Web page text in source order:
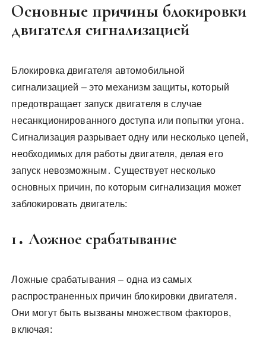
Основные причины блокировки
двигателя сигнализацией
Блокировка двигателя автомобильной
сигнализацией – это механизм защиты, который
предотвращает запуск двигателя в случае
несанкционированного доступа или попытки угона․
Сигнализация разрывает одну или несколько цепей,
необходимых для работы двигателя, делая его
запуск невозможным․ Существует несколько
основных причин, по которым сигнализация может
заблокировать двигатель:
1․ Ложное срабатывание
Ложные срабатывания – одна из самых
распространенных причин блокировки двигателя․
Они могут быть вызваны множеством факторов,
включая: